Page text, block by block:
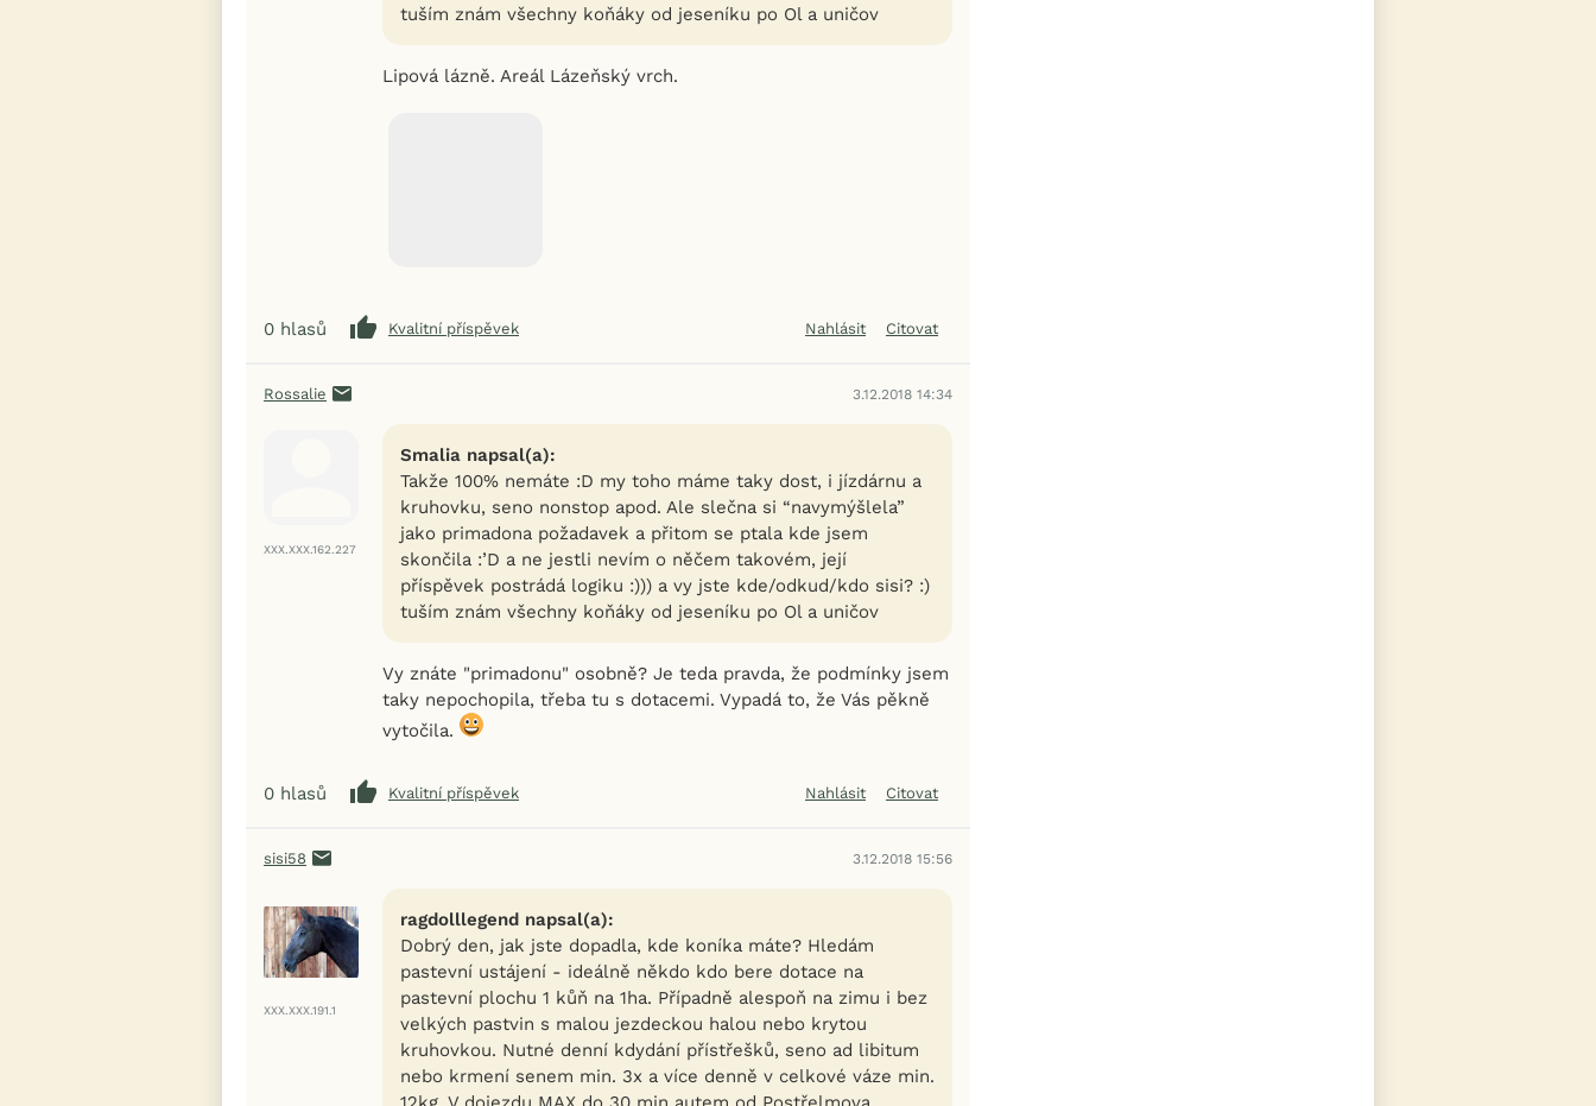
tuším znám všechny koňáky od jeseníku po Ol a uničov
Lipová lázně. Areál Lázeňský vrch.
0 hlasů Kvalitní příspěvek Nahlásit Citovat
Rossalie 3.12.2018 14:34
XXX.XXX.162.227
Smalia napsal(a):
Takže 100% nemáte :D my toho máme taky dost, i jízdárnu a
kruhovku, seno nonstop apod. Ale slečna si “navymýšlela”
jako primadona požadavek a přitom se ptala kde jsem
skončila :’D a ne jestli nevím o něčem takovém, její
příspěvek postrádá logiku :))) a vy jste kde/odkud/kdo sisi? :)
tuším znám všechny koňáky od jeseníku po Ol a uničov
Vy znáte "primadonu" osobně? Je teda pravda, že podmínky jsem
taky nepochopila, třeba tu s dotacemi. Vypadá to, že Vás pěkně
vytočila.
0 hlasů Kvalitní příspěvek Nahlásit Citovat
sisi58 3.12.2018 15:56
XXX.XXX.191.1
ragdolllegend napsal(a):
Dobrý den, jak jste dopadla, kde koníka máte? Hledám
pastevní ustájení - ideálně někdo kdo bere dotace na
pastevní plochu 1 kůň na 1ha. Případně alespoň na zimu i bez
velkých pastvin s malou jezdeckou halou nebo krytou
kruhovkou. Nutné denní kdydání přístřešků, seno ad libitum
nebo krmení senem min. 3x a více denně v celkové váze min.